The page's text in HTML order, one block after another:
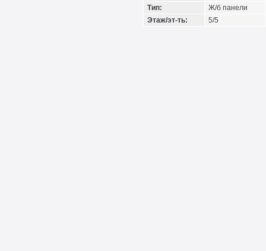
Тип:
Ж/б панели
Этаж/эт-ть:
5/5